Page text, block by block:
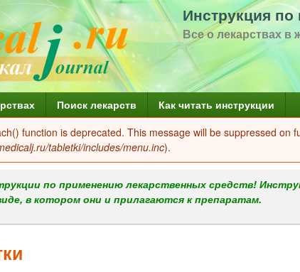
Перейти
к
содержанию
Инструкция
Все о лекарствах в
Поиск лекарств Как читать инструкции
function is deprecated. This message will be suppressed on
tabletki/includes/menu.inc).
по применению лекарственных средств!
в котором они и прилагаются к препаратам.